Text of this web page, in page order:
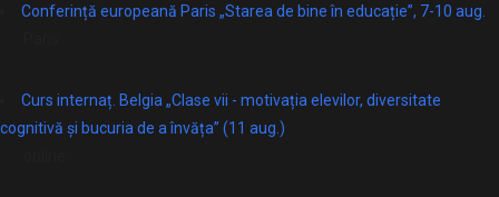
Conferință europeană Paris „Starea de bine în educație”, 7-10 aug.
Curs internaț. Belgia „Clase vii - motivația elevilor, diversitate
cognitivă și bucuria de a învăța” (11 aug.)